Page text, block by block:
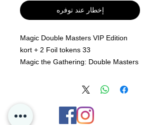
إخطار عند توفره
Magic Double Masters VIP Edition
33 kort + 2 Foil tokens
Magic the Gathering: Double Masters
populære reprints for Magic the
Collector's Booster kjent fra tidligere
serier, og inneholder følgende: